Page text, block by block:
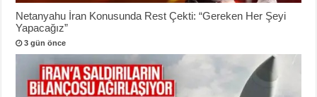
Netanyahu İran Konusunda Rest Çekti: “Gereken Her Şeyi
Yapacağız”
3 gün önce